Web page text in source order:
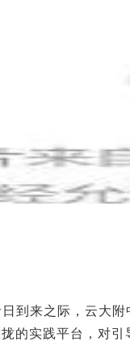
到来之际，云大
的实践平台，对